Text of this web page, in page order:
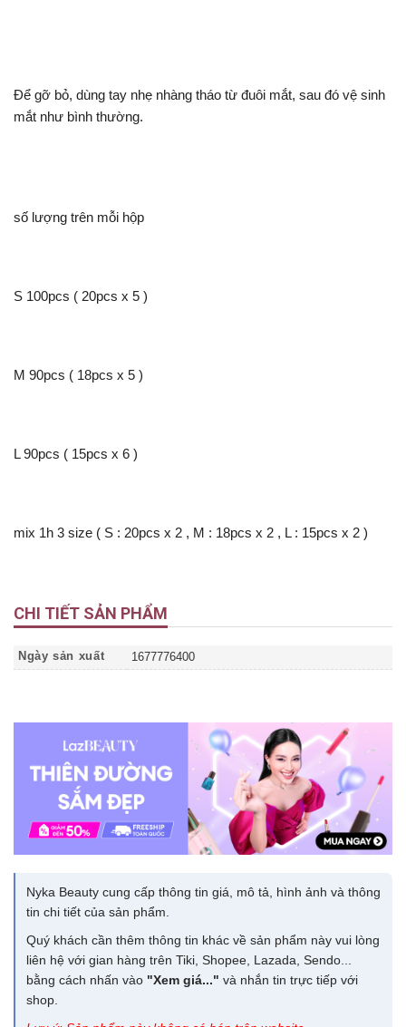
Để gỡ bỏ, dùng tay nhẹ nhàng tháo từ đuôi mắt, sau đó vệ sinh
mắt như bình thường.
số lượng trên mỗi hộp
S 100pcs ( 20pcs x 5 )
M 90pcs ( 18pcs x 5 )
L 90pcs ( 15pcs x 6 )
mix 1h 3 size ( S : 20pcs x 2 , M : 18pcs x 2 , L : 15pcs x 2 )
CHI TIẾT SẢN PHẨM
Ngày sản xuất 1677776400
Nyka Beauty cung cấp thông tin giá, mô tả, hình ảnh và thông
tin chi tiết của sản phẩm.
Quý khách cần thêm thông tin khác về sản phẩm này vui lòng
liên hệ với gian hàng trên Tiki, Shopee, Lazada, Sendo...
bằng cách nhấn vào "Xem giá..." và nhắn tin trực tiếp với
shop.